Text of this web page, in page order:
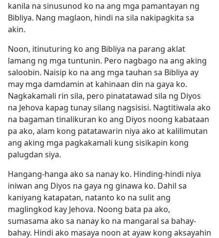
kanila na sinusunod ko na ang mga pamantayan ng
Bibliya. Nang maglaon, hindi na sila nakipagkita sa
akin.
Noon, itinuturing ko ang Bibliya na parang aklat
lamang ng mga tuntunin. Pero nagbago na ang aking
saloobin. Naisip ko na ang mga tauhan sa Bibliya ay
may mga damdamin at kahinaan din na gaya ko.
Nagkakamali rin sila, pero pinatatawad sila ng Diyos
na Jehova kapag tunay silang nagsisisi. Nagtitiwala ako
na bagaman tinalikuran ko ang Diyos noong kabataan
pa ako, alam kong patatawarin niya ako at kalilimutan
ang aking mga pagkakamali kung sisikapin kong
palugdan siya.
Hangang-hanga ako sa nanay ko. Hinding-hindi niya
iniwan ang Diyos na gaya ng ginawa ko. Dahil sa
kaniyang katapatan, natanto ko na sulit ang
maglingkod kay Jehova. Noong bata pa ako,
sumasama ako sa nanay ko na mangaral sa bahay-
bahay. Hindi ako masaya noon at ayaw kong aksayahin